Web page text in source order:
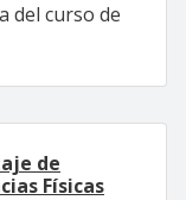
del curso de
de
Físicas